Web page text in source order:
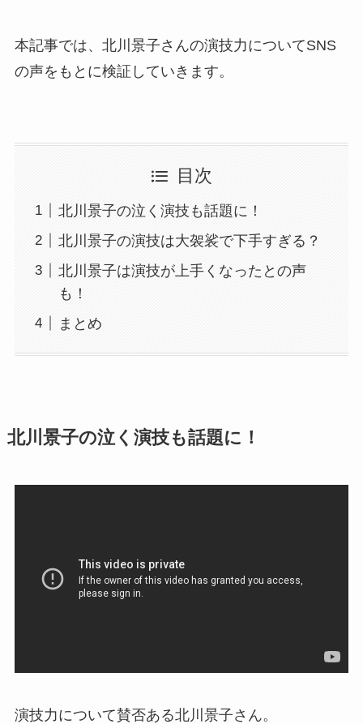
本記事では、北川景子さんの演技力についてSNS
の声をもとに検証していきます。
目次
北川景子の泣く演技も話題に！
北川景子の演技は大袈裟で下手すぎる？
北川景子は演技が上手くなったとの声
も！
まとめ
北川景子の泣く演技も話題に！
演技力について賛否ある北川景子さん。